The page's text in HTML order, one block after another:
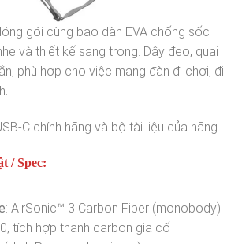
gói cùng bao đàn EVA chống sốc
và thiết kế sang trọng. Dây đeo, quai
phù hợp cho việc mang đàn đi chơi, đi
C chính hãng và bộ tài liệu của hãng.
/ Spec:
: AirSonic™ 3 Carbon Fiber (monobody)
tích hợp thanh carbon gia cố